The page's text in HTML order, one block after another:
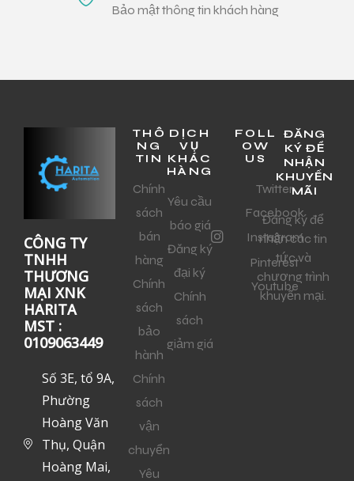
Bảo mật thông tin khách hàng
CÔNG TY
TNHH
THƯƠNG
MẠI XNK
HARITA
MST :
0109063449
Số 3E, tổ 9A,
Phường
Hoàng Văn
Thụ, Quận
Hoàng Mai,
THÔ
NG
TIN
Chính
sách
bán
hàng
Chính
sách
bảo
hành
Chính
sách
vận
chuyển
Yêu
DỊCH
VỤ
KHÁC
HÀNG
Yêu cầu
báo giá
Đăng ký
đại ký
Chính
sách
giảm giá
FOLL
OW
US
Twitter
Facebook
Instagram
Pinterest
Youtube
ĐĂNG
KÝ ĐỂ
NHẬN
KHUYẾN
MÃI
Đăng ký để
nhận các tin
tức và
chương trình
khuyến mại.